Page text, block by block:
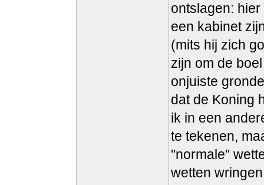
ontslagen:
een kabinet
(mits hij zich
zijn om de
onjuiste
dat de Koning
ik in een
te tekenen,
"normale"
wetten